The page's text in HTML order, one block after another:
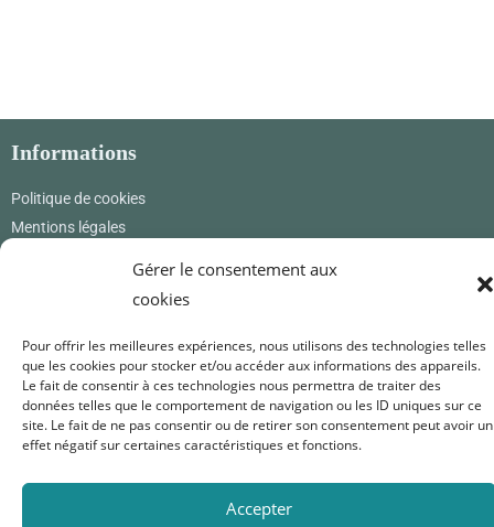
Gérer le consentement aux
cookies
Pour offrir les meilleures expériences, nous utilisons des technologies telles
que les cookies pour stocker et/ou accéder aux informations des appareils.
Le fait de consentir à ces technologies nous permettra de traiter des
données telles que le comportement de navigation ou les ID uniques sur ce
site. Le fait de ne pas consentir ou de retirer son consentement peut avoir un
effet négatif sur certaines caractéristiques et fonctions.
Accepter
Informations
Politique de cookies
Mentions légales
Où nous trouver
Renard Petite
12 rue des princes
01800 Pérouges
France
0619171365